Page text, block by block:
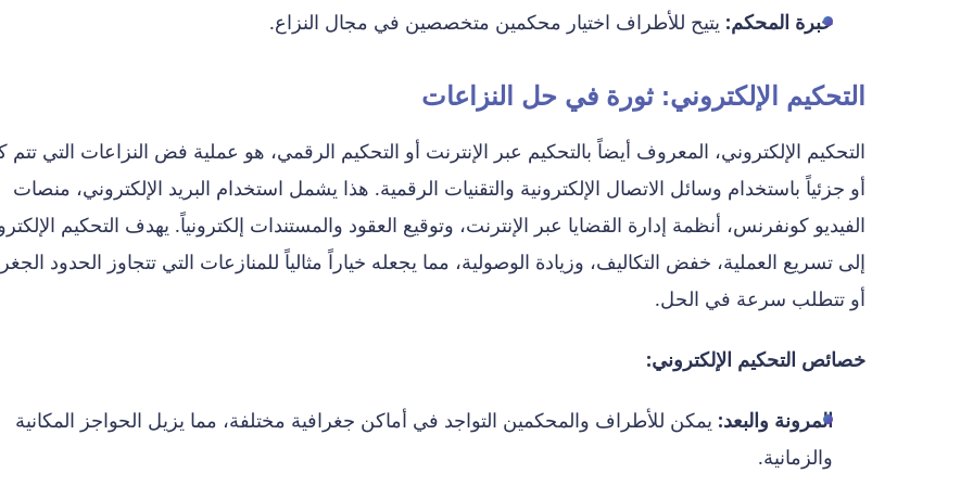
خبرة المحكم: يتيح للأطراف اختيار محكمين متخصصين في مجال النزاع.
التحكيم الإلكتروني: ثورة في حل النزاعات
التحكيم الإلكتروني، المعروف أيضاً بالتحكيم عبر الإنترنت أو التحكيم الرقمي، هو عملية فض النزاعات التي تتم
أو جزئياً باستخدام وسائل الاتصال الإلكترونية والتقنيات الرقمية. هذا يشمل استخدام البريد الإلكتروني، منصات
الفيديو كونفرنس، أنظمة إدارة القضايا عبر الإنترنت، وتوقيع العقود والمستندات إلكترونياً. يهدف التحكيم
إلى تسريع العملية، خفض التكاليف، وزيادة الوصولية، مما يجعله خياراً مثالياً للمنازعات التي تتجاوز الحدود
أو تتطلب سرعة في الحل.
خصائص التحكيم الإلكتروني:
المرونة والبعد: يمكن للأطراف والمحكمين التواجد في أماكن جغرافية مختلفة، مما يزيل الحواجز المكانية
والزمانية.